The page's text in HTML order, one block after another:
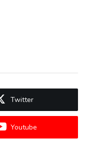
Twitter
Youtube